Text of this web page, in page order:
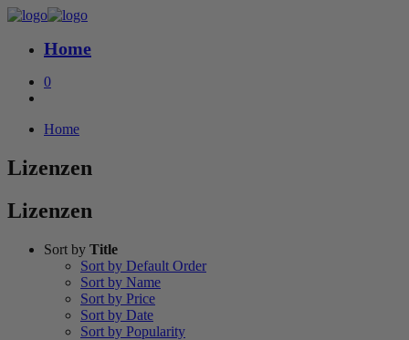
Home
0
Home
Lizenzen
Lizenzen
Sort by Title
Sort by Default Order
Sort by Name
Sort by Price
Sort by Date
Sort by Popularity